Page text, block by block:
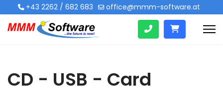
+43 2262 / 682 683 office@mmm-software.at
CD - USB - Card